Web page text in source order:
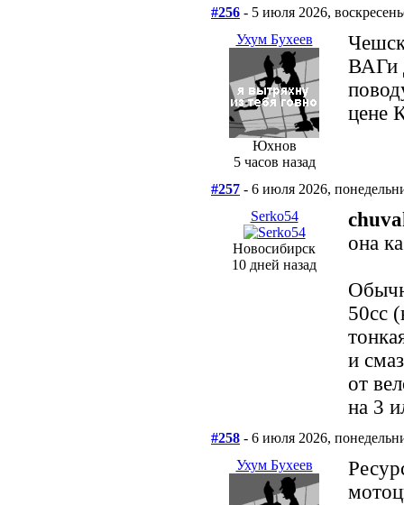
#256 - 5 июля 2026,
Ухум Бухеев
Юхнов
5 часов назад
ВАГи
цене
#257 - 6 июля 2026,
Serko54
Новосибирск
10 дней назад
она
50сс
и
от
на 3
#258 - 6 июля 2026,
Ухум Бухеев